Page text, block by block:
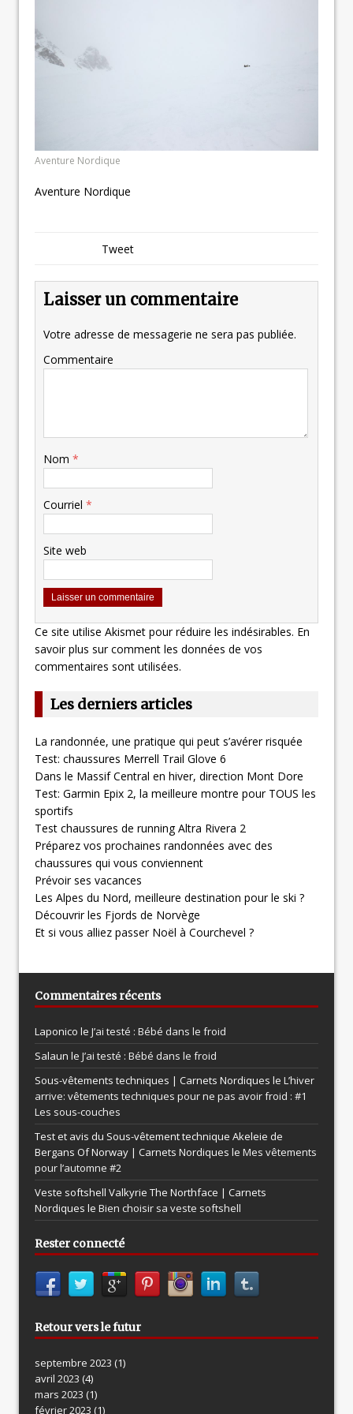
Aventure Nordique
Aventure Nordique
Tweet
Laisser un commentaire
Votre adresse de messagerie ne sera pas publiée.
Commentaire
Nom *
Courriel *
Site web
Ce site utilise Akismet pour réduire les indésirables. En
savoir plus sur comment les données de vos
commentaires sont utilisées.
Les derniers articles
La randonnée, une pratique qui peut s’avérer risquée
Test: chaussures Merrell Trail Glove 6
Dans le Massif Central en hiver, direction Mont Dore
Test: Garmin Epix 2, la meilleure montre pour TOUS les
sportifs
Test chaussures de running Altra Rivera 2
Préparez vos prochaines randonnées avec des
chaussures qui vous conviennent
Prévoir ses vacances
Les Alpes du Nord, meilleure destination pour le ski ?
Découvrir les Fjords de Norvège
Et si vous alliez passer Noël à Courchevel ?
Commentaires récents
Laponico le J’ai testé : Bébé dans le froid
Salaun le J’ai testé : Bébé dans le froid
Sous-vêtements techniques | Carnets Nordiques le L’hiver
arrive: vêtements techniques pour ne pas avoir froid : #1
Les sous-couches
Test et avis du Sous-vêtement technique Akeleie de
Bergans Of Norway | Carnets Nordiques le Mes vêtements
pour l’automne #2
Veste softshell Valkyrie The Northface | Carnets
Nordiques le Bien choisir sa veste softshell
Rester connecté
Retour vers le futur
septembre 2023 (1)
avril 2023 (4)
mars 2023 (1)
février 2023 (1)